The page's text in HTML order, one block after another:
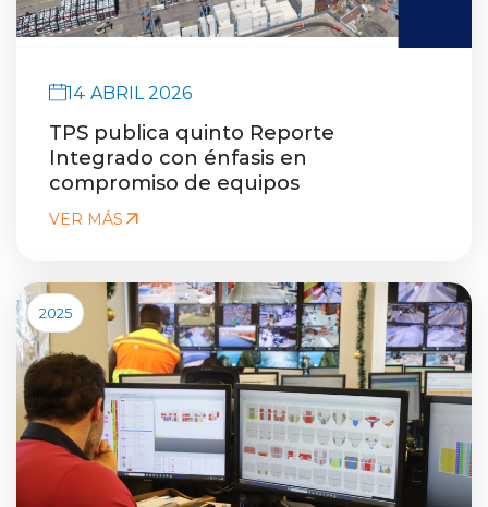
14 ABRIL 2026
TPS publica quinto Reporte
Integrado con énfasis en
compromiso de equipos
VER MÁS
2025